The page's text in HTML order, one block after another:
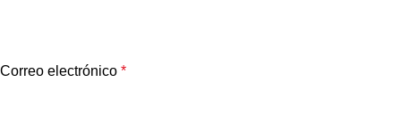
Correo electrónico *